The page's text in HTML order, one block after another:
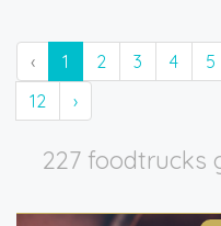
‹ 1 2 3 4 5
12
›
227 foodtrucks